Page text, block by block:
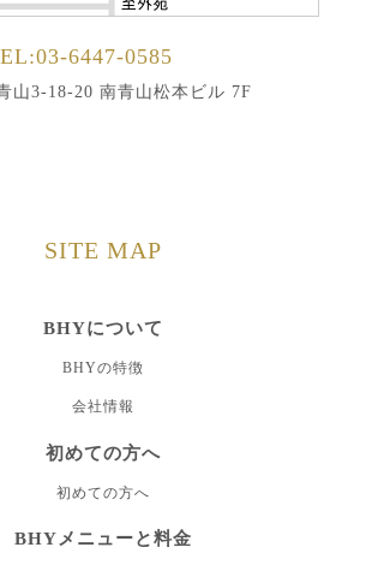
6447-0585
山3-18-20 南青山松本ビル 7F
SITE MAP
BHYについて
BHYの特徴
会社情報
初めての方へ
初めての方へ
BHYメニューと料金